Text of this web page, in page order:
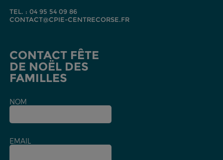
TEL. : 04 95 54 09 86
CONTACT@CPIE-CENTRECORSE.FR
CONTACT FÊTE
DE NOËL DES
FAMILLES
NOM
EMAIL